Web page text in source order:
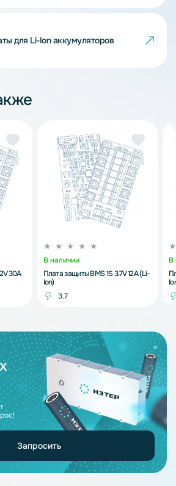
для Li-Ion аккумуляторов
30A
В наличии
Плата защиты BMS 1S 3.7V 12A (Li-
Ion)
3.7
В
Запросить